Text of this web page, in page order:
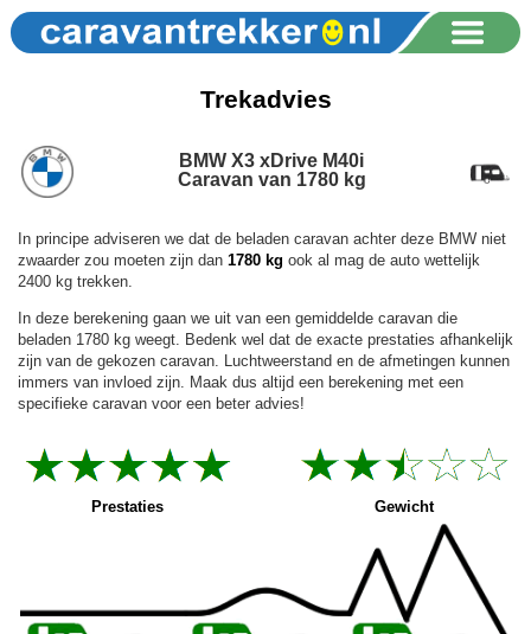
Trekadvies
BMW X3 xDrive M40i
Caravan van 1780 kg
In principe adviseren we dat de beladen caravan achter deze BMW niet
zwaarder zou moeten zijn dan 1780 kg ook al mag de auto wettelijk
2400 kg trekken.
In deze berekening gaan we uit van een gemiddelde caravan die
beladen 1780 kg weegt. Bedenk wel dat de exacte prestaties afhankelijk
zijn van de gekozen caravan. Luchtweerstand en de afmetingen kunnen
immers van invloed zijn. Maak dus altijd een berekening met een
specifieke caravan voor een beter advies!
Prestaties Gewicht